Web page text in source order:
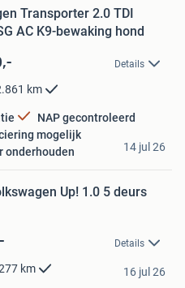
Transporter 2.0 TDI
AC K9-bewaking hond
Details
km
NAP gecontroleerd
mogelijk
onderhouden
14 jul 26
Up! 1.0 5 deurs
Details
km 16 jul 26